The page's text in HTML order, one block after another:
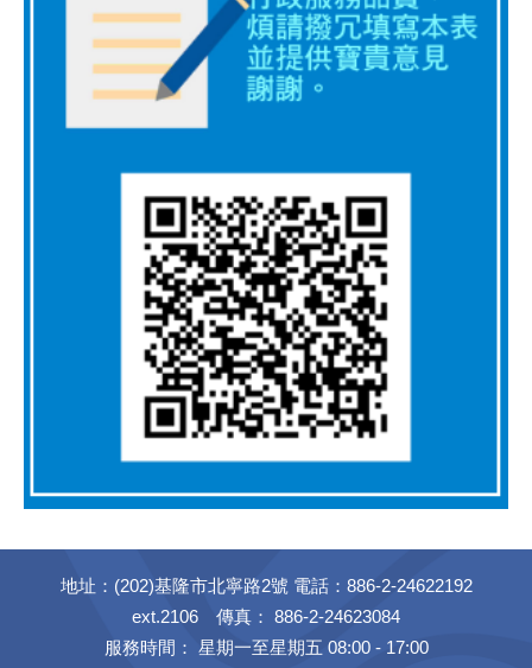
地址：(202)基隆市北寧路2號 電話：886-2-24622192
ext.2106 傳真： 886-2-24623084
服務時間： 星期一至星期五 08:00 - 17:00